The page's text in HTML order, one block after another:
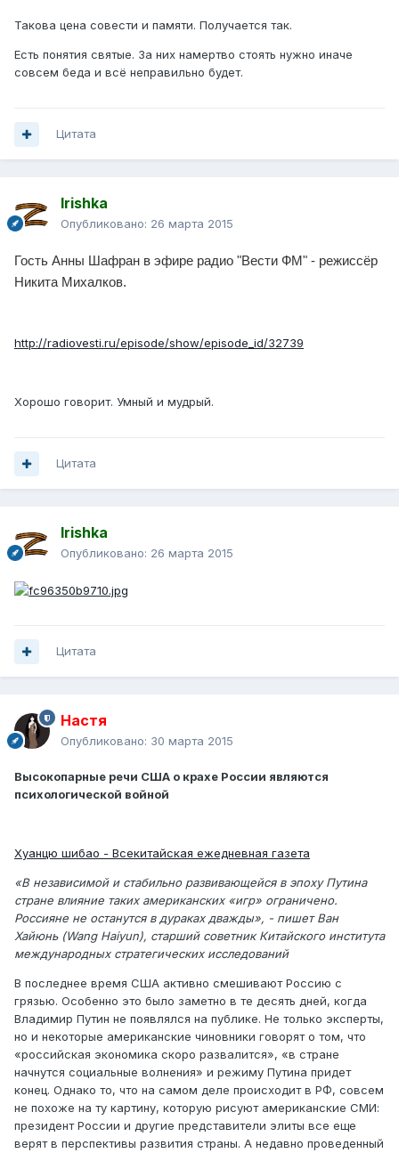
Такова цена совести и памяти. Получается так.
Есть понятия святые. За них намертво стоять нужно иначе
совсем беда и всё неправильно будет.
Цитата
Irishka
Опубликовано: 26 марта 2015
Гость Анны Шафран в эфире радио "Вести ФМ" - режиссёр
Никита Михалков.
http://radiovesti.ru/episode/show/episode_id/32739
Хорошо говорит. Умный и мудрый.
Цитата
Irishka
Опубликовано: 26 марта 2015
Цитата
Настя
Опубликовано: 30 марта 2015
Высокопарные речи США о крахе России являются
психологической войной
Хуанцю шибао - Всекитайская ежедневная газета
«В независимой и стабильно развивающейся в эпоху Путина
стране влияние таких американских «игр» ограничено.
Россияне не останутся в дураках дважды», - пишет Ван
Хайюнь (Wang Haiyun), старший советник Китайского института
международных стратегических исследований
В последнее время США активно смешивают Россию с
грязью. Особенно это было заметно в те десять дней, когда
Владимир Путин не появлялся на публике. Не только эксперты,
но и некоторые американские чиновники говорят о том, что
«российская экономика скоро развалится», «в стране
начнутся социальные волнения» и режиму Путина придет
конец. Однако то, что на самом деле происходит в РФ, совсем
не похоже на ту картину, которую рисуют американские СМИ:
президент России и другие представители элиты все еще
верят в перспективы развития страны. А недавно проведенный